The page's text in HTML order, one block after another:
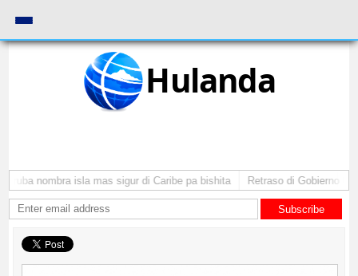
Hulanda
nombra isla mas sigur di Caribe pa bishita Retraso di Gobierno ta
Subscribe